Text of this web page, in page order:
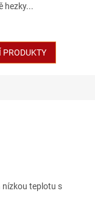
hezky...
PRODUKTY
nízkou teplotu s